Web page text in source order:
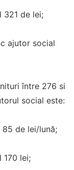
321 de lei;
ajutor social
între 276 si
social este:
de lei/lună;
170 lei;